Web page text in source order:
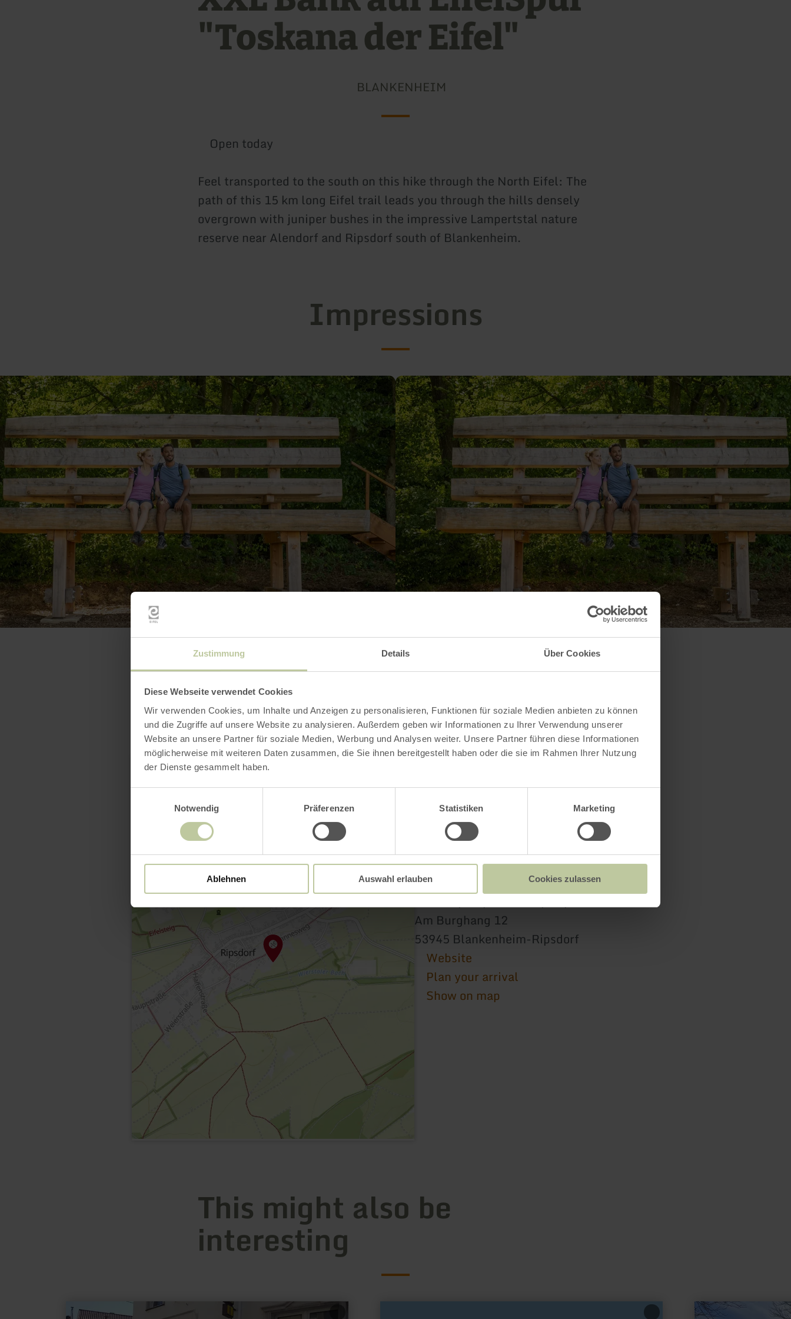
Zustimmung Details Über Cookies
Diese Webseite verwendet Cookies
Wir verwenden Cookies, um Inhalte und Anzeigen zu personalisieren, Funktionen für soziale Medien anbieten zu können
und die Zugriffe auf unsere Website zu analysieren. Außerdem geben wir Informationen zu Ihrer Verwendung unserer
Website an unsere Partner für soziale Medien, Werbung und Analysen weiter. Unsere Partner führen diese Informationen
möglicherweise mit weiteren Daten zusammen, die Sie ihnen bereitgestellt haben oder die sie im Rahmen Ihrer Nutzung
der Dienste gesammelt haben.
Notwendig
Präferenzen Statistiken Marketing
Ablehnen Auswahl erlauben Cookies zulassen
"Toskana der Eifel"
BLANKENHEIM
Open today
Feel transported to the south on this hike through the North Eifel: The
path of this 15 km long Eifel trail leads you through the hills densely
overgrown with juniper bushes in the impressive Lampertstal nature
reserve near Alendorf and Ripsdorf south of Blankenheim.
Impressions
Contact
Am Burghang 12
53945 Blankenheim-Ripsdorf
Website
Plan your arrival
Show on map
This might also be
interesting
learn
more
learn
more